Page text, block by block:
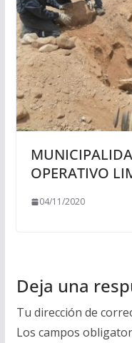
OPERATIVO
04/11/2020
Deja una
Tu dirección de
Los campos